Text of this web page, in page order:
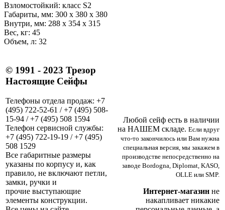
Взломостойкий: класс S2
Габариты, мм: 300 x 380 x 380
Внутри, мм: 288 x 354 x 315
Вес, кг: 45
Объем, л: 32
© 1991 - 2023 Трезор
Настоящие Сейфы
Телефоны отдела продаж: +7
(495) 722-52-61 / +7 (495) 508-
15-94 / +7 (495) 508 1594
Телефон сервисной службы:
+7 (495) 722-19-19 / +7 (495)
508 1529
Все габаритные размеры
указаны по корпусу и, как
правило, не включают петли,
замки, ручки и
прочие выступающие
элементы конструкции.
Любой сейф есть в наличии
на НАШЕМ складе. Если вдруг
что-то закончилось или Вам нужна
специальная версия, мы закажем в
производстве непосредственно на
заводе Bordogna, Diplomat, KASO,
OLLE или SMP.
Интернет-магазин не
накапливает никакие